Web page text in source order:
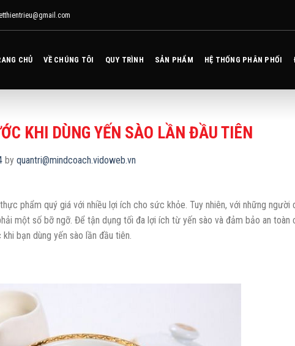
CHỦ VỀ CHÚNG TÔI QUY TRÌNH SẢN PHẨM HỆ THỐNG PHÂN PHỐI
KHI DÙNG YẾN SÀO LẦN ĐẦU TIÊN
by quantri@mindcoach.vidoweb.vn
phẩm quý giá với nhiều lợi ích cho sức khỏe. Tuy nhiên, với những người
một số bỡ ngỡ. Để tận dụng tối đa lợi ích từ yến sào và đảm bảo an toàn
bạn dùng yến sào lần đầu tiên.